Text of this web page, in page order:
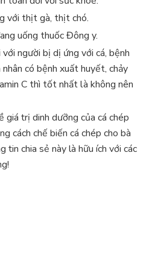
với thịt gà, thịt chó.
uống thuốc Đông y.
người bị dị ứng với cá, bệnh
có bệnh xuất huyết, chảy
C thì tốt nhất là không nên
giá trị dinh dưỡng của cá chép
cách chế biến cá chép cho bà
tin chia sẻ này là hữu ích với các